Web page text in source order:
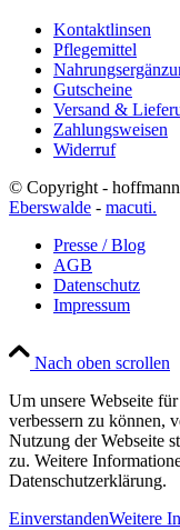
Kontaktlinsen
Pflegemittel
Gutscheine
Versand &
Zahlungsweisen
Widerruf
© Copyright -
Eberswalde - macuti.
Presse / Blog
AGB
Datenschutz
Impressum
Nach oben scrollen
Um unsere Webseite
verbessern zu können,
Nutzung der Webseite
zu. Weitere
Datenschutzerklärung.
EinverstandenWeitere